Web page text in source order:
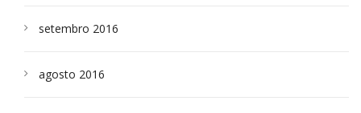
setembro 2016
agosto 2016